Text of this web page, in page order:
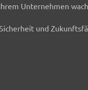
Unternehmen
und